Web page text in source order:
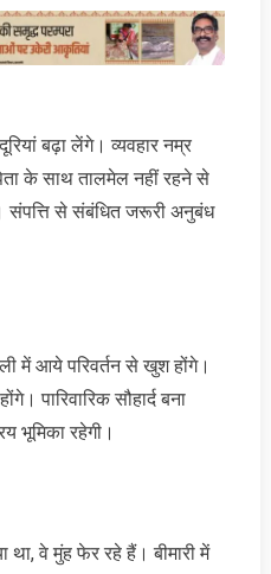
बढ़ा लेंगे। व्यवहार नम्र
के साथ तालमेल नहीं रहने से
संपत्ति से संबंधित जरूरी अनुबंध
में आये परिवर्तन से खुश होंगे।
पारिवारिक सौहार्द बना
भूमिका रहेगी।
वे मुंह फेर रहे हैं। बीमारी में